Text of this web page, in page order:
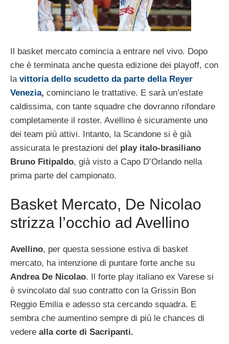
Il basket mercato comincia a entrare nel vivo. Dopo
che è terminata anche questa edizione dei playoff, con
la vittoria dello scudetto da parte della Reyer
Venezia, cominciano le trattative. E sarà un’estate
caldissima, con tante squadre che dovranno rifondare
completamente il roster. Avellino è sicuramente uno
dei team più attivi. Intanto, la Scandone si è già
assicurata le prestazioni del play italo-brasiliano
Bruno Fitipaldo, già visto a Capo D’Orlando nella
prima parte del campionato.
Basket Mercato, De Nicolao
strizza l’occhio ad Avellino
Avellino, per questa sessione estiva di basket
mercato, ha intenzione di puntare forte anche su
Andrea De Nicolao. Il forte play italiano ex Varese si
è svincolato dal suo contratto con la Grissin Bon
Reggio Emilia e adesso sta cercando squadra. E
sembra che aumentino sempre di più le chances di
vedere alla corte di Sacripanti.